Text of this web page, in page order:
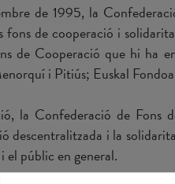
de 1995, la
fons de cooperació i
de Cooperació que hi ha
i Pitiús; Euskal
la Confederació de Fons
descentralitzada i la
el públic en general.